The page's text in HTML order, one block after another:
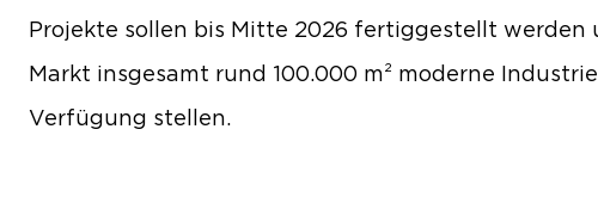
Projekte sollen bis Mitte 2026 fertiggestellt werden
Markt insgesamt rund 100.000 m² moderne
Verfügung stellen.